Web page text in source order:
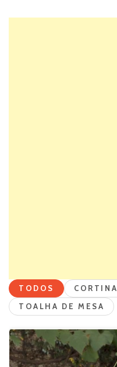
TODOS CORTINA
TOALHA DE MESA